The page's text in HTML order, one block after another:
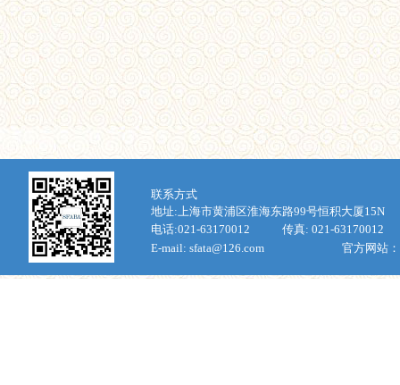
联系方式
地址:上海市黄浦区淮海东路99号恒积大厦15N
电话:021-63170012 传真: 021-63170012
E-mail: sfata@126.com 官方网站：